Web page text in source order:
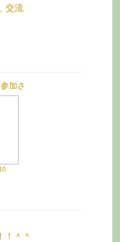
, 交流
加さ
した
！＾＾